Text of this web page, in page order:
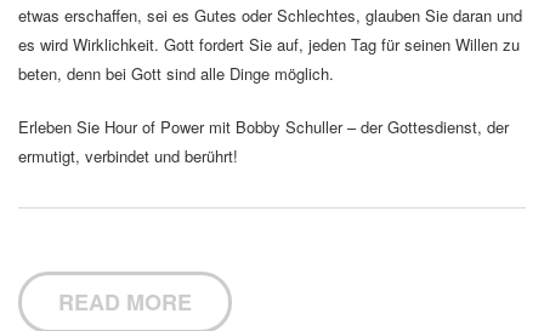
etwas erschaffen, sei es Gutes oder Schlechtes, glauben Sie daran und
es wird Wirklichkeit. Gott fordert Sie auf, jeden Tag für seinen Willen zu
beten, denn bei Gott sind alle Dinge möglich.
Erleben Sie Hour of Power mit Bobby Schuller – der Gottesdienst, der
ermutigt, verbindet und berührt!
READ MORE